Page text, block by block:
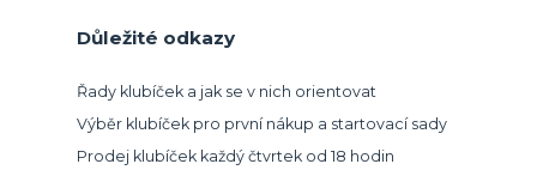
Důležité odkazy
Řady klubíček a jak se v nich orientovat
Výběr klubíček pro první nákup a startovací sady
Prodej klubíček každý čtvrtek od 18 hodin